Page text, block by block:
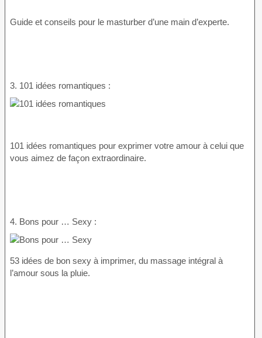
Guide et conseils pour le masturber d’une main d’experte.
3. 101 idées romantiques :
101 idées romantiques pour exprimer votre amour à celui que
vous aimez de façon extraordinaire.
4. Bons pour … Sexy :
53 idées de bon sexy à imprimer, du massage intégral à
l’amour sous la pluie.